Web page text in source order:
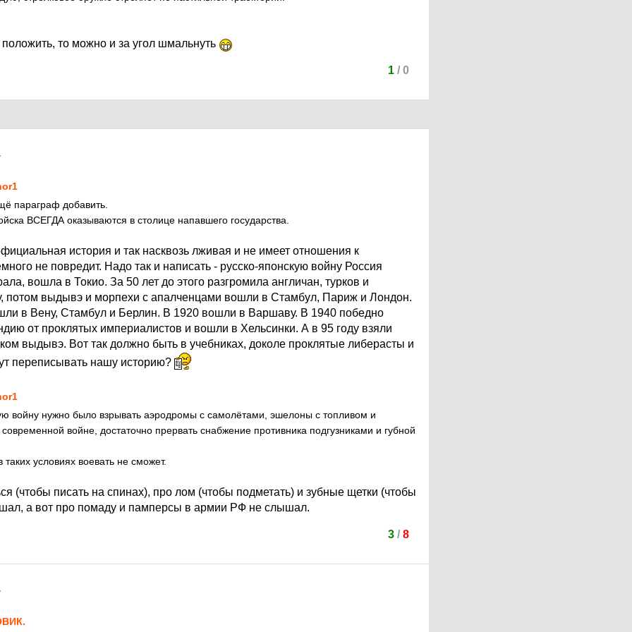
то можно и за угол шмальнуть
1/ 0
параграф добавить.
ВСЕГДА оказываются в столице напавшего государства.
история и так насквозь лживая и не имеет отношения к
не повредит. Надо так и написать - русско-японскую войну Россия
вошла в Токио. За 50 лет до этого разгромила англичан, турков и
потом выдывэ и морпехи с апалченцами вошли в Стамбул, Париж и Лондон.
в Вену, Стамбул и Берлин. В 1920 вошли в Варшаву. В 1940 победно
от проклятых империалистов и вошли в Хельсинки. А в 95 году взяли
выдывэ. Вот так должно быть в учебниках, доколе проклятые либерасты и
переписывать нашу историю?
войну нужно было взрывать аэродромы с самолётами, эшелоны с топливом и
войне, достаточно прервать снабжение противника подгузниками и губной
условиях воевать не сможет.
(чтобы писать на спинах), про лом (чтобы подметать) и зубные щетки (чтобы
а вот про помаду и памперсы в армии РФ не слышал.
3/ 8